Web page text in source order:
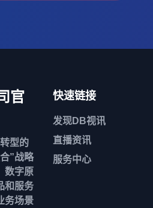
官
型的
”战略
数字原
和服务
务场景
快速链接
发现DB视讯
直播资讯
服务中心